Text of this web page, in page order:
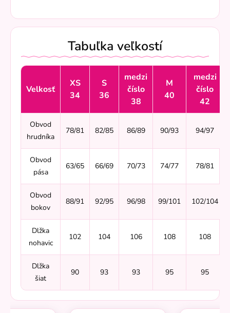
Tabuľka veľkostí
Velkosť
XS
34
S
36
medzi
číslo
38
M
40
medzi
číslo
42
Obvod
hrudníka
78/81 82/85 86/89 90/93 94/97
Obvod
pása
63/65 66/69 70/73 74/77 78/81
Obvod
bokov
88/91 92/95 96/98 99/101 102/104
Dlžka
nohavic
102 104 106 108 108
Dlžka
šiat
90 93 93 95 95